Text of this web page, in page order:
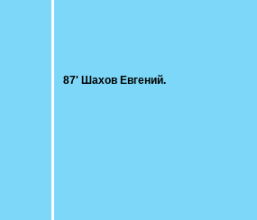
87' Шахов Евгений.